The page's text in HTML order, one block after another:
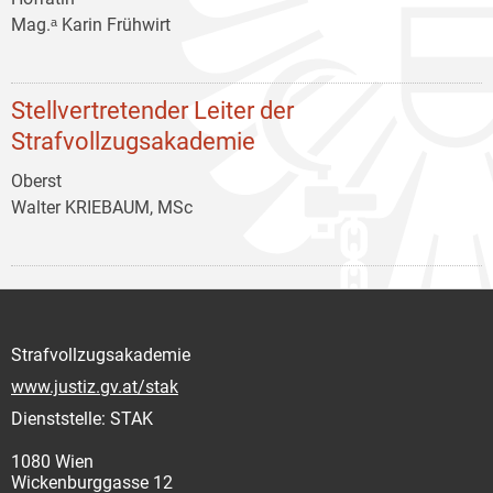
Mag.ᵃ Karin Frühwirt
Stellvertretender Leiter der
Strafvollzugsakademie
Oberst
Walter KRIEBAUM, MSc
Strafvollzugsakademie
www.justiz.gv.at/stak
Dienststelle: STAK
1080 Wien
Wickenburggasse 12